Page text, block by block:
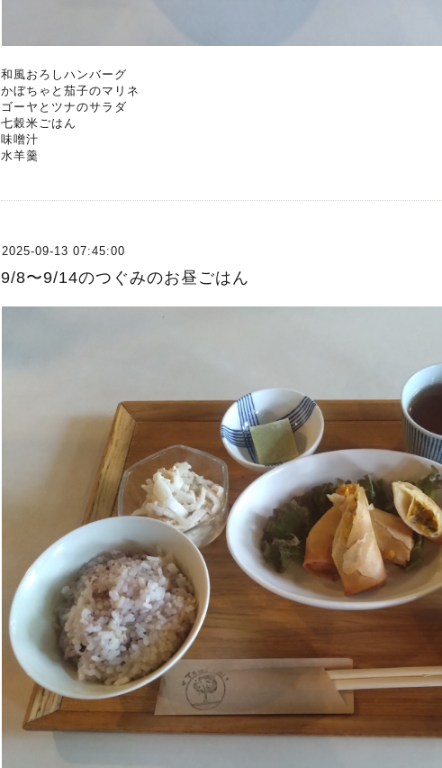
和風おろしハンバーグ
かぼちゃと茄子のマリネ
ゴーヤとツナのサラダ
七穀米ごはん
味噌汁
水羊羹
2025-09-13 07:45:00
9/8〜9/14のつぐみのお昼ごはん